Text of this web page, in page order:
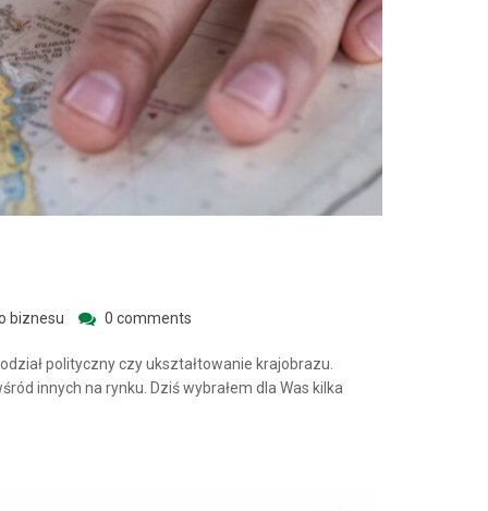
biznesu 0 comments
polityczny czy ukształtowanie krajobrazu.
innych na rynku. Dziś wybrałem dla Was kilka